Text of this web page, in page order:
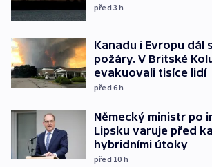
před 3h
Kanadu i Evropu dál
požáry. V Britské
evakuovali tisíce lidí
před 6h
Německý ministr po
Lipsku varuje před
hybridními útoky
před 10 h